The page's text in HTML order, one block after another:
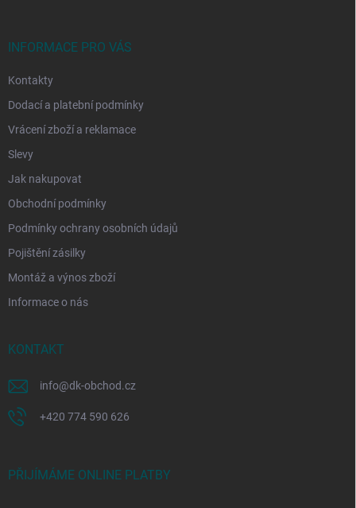
INFORMACE PRO VÁS
Kontakty
Dodací a platební podmínky
Vrácení zboží a reklamace
Slevy
Jak nakupovat
Obchodní podmínky
Podmínky ochrany osobních údajů
Pojištění zásilky
Montáž a výnos zboží
Informace o nás
KONTAKT
info@dk-obchod.cz
+420 774 590 626
PŘIJÍMÁME ONLINE PLATBY